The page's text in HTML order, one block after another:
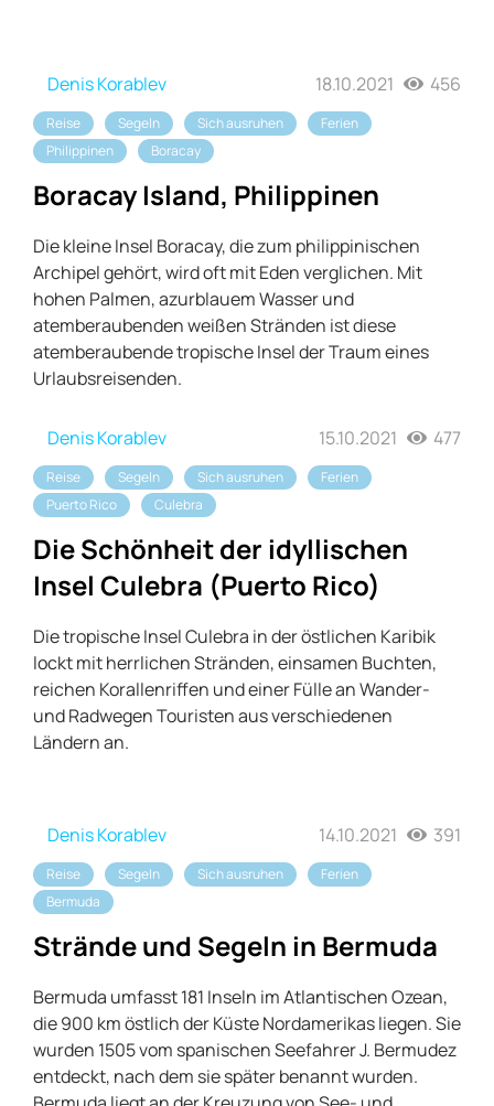
Denis Korablev 18.10.2021 456
Reise Segeln Sich ausruhen
Ferien
Philippinen
Boracay
Boracay Island, Philippinen
Die kleine Insel Boracay, die zum philippinischen
Archipel gehört, wird oft mit Eden verglichen. Mit
hohen Palmen, azurblauem Wasser und
atemberaubenden weißen Stränden ist diese
atemberaubende tropische Insel der Traum eines
Urlaubsreisenden.
Denis Korablev 15.10.2021 477
Reise Segeln Sich ausruhen
Ferien
Puerto Rico
Culebra
Die Schönheit der idyllischen
Insel Culebra (Puerto Rico)
Die tropische Insel Culebra in der östlichen Karibik
lockt mit herrlichen Stränden, einsamen Buchten,
reichen Korallenriffen und einer Fülle an Wander-
und Radwegen Touristen aus verschiedenen
Ländern an.
Denis Korablev 14.10.2021 391
Reise Segeln Sich ausruhen
Ferien
Bermuda
Strände und Segeln in Bermuda
Bermuda umfasst 181 Inseln im Atlantischen Ozean,
die 900 km östlich der Küste Nordamerikas liegen. Sie
wurden 1505 vom spanischen Seefahrer J. Bermudez
entdeckt, nach dem sie später benannt wurden.